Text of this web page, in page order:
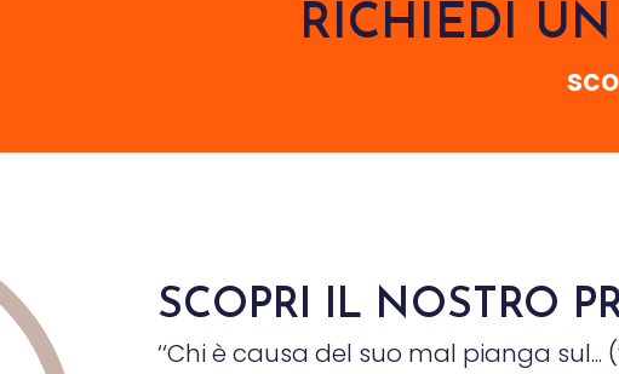
RICHIEDI
SCOPRI IL NOSTRO
‘‘Chi è causa del suo mal pianga sul...